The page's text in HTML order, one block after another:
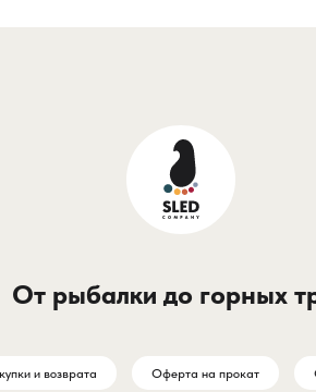
От рыбалки до горных
и возврата Оферта на прокат